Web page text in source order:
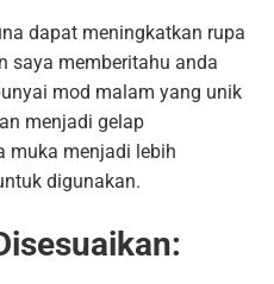
dapat meningkatkan rupa
saya memberitahu anda
mod malam yang unik
menjadi gelap
muka menjadi lebih
digunakan.